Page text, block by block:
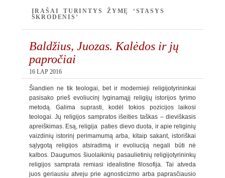
ĮRAŠAI TURINTYS ŽYMĘ ‘STASYS
SKRODENIS’
Baldžius, Juozas. Kalėdos ir jų
papročiai
16 LAP 2016
Šiandien ne tik teologai, bet ir modernieji religijotyrininkai
pasisako prieš evoliucinį lyginamąjį religijų istorijos tyrimo
metodą. Galima suprasti, kodėl tokios pozicijos laikosi
teologai. Jų religijos sampratos išeities taškas – dieviškasis
apreiškimas. Esą, religija paties dievo duota, ir apie religinių
vaizdinių istorinį perimamumą arba, kitaip sakant, istoriškai
sąlygotą religijos atsiradimą ir evoliuciją negali būti nė
kalbos. Daugumos šiuolaikinių pasaulietinių religijotyrininkų
religijos samprata remiasi idealistine filosofija. Tai atveda
juos geriausiu atveju prie agnosticizmo arba paprasčiausio